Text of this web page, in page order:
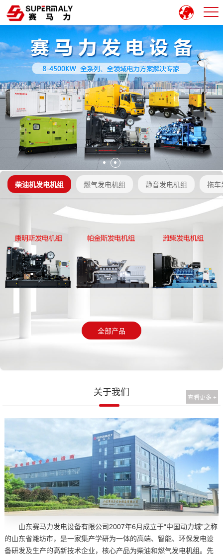
柴油机发电机组 燃气发电机组 静音发电机组 拖车
全部产品
关于我们
查看更多 +
山东赛马力发电设备有限公司2007年6月成立于“中国动力城”之称
的山东省潍坊市，是一家集产学研为一体的高端、智能、环保发电设
备研发及生产的高新技术企业，核心产品为柴油和燃气发电机组。先